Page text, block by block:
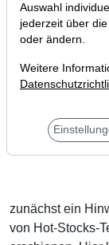
Liebe Trader,
zunächst ein
von Hot-Stocks-
Auswahl
jederzeit über die
oder ändern.
Weitere